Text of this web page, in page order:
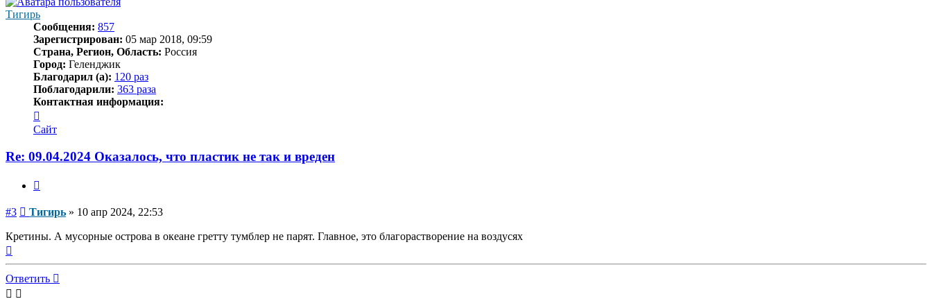
Тигирь
Сообщения: 857
Зарегистрирован: 05 мар 2018, 09:59
Страна, Регион, Область: Россия
Город: Геленджик
Благодарил (а): 120 раз
Поблагодарили: 363 раза
Контактная информация:
информация
пользователя
Тигирь
Сайт
Re: 09.04.2024 Оказалось, что пластик не так и вреден
#3 Сообщение
Тигирь » 10 апр 2024, 22:53
Кретины. А мусорные острова в океане гретту тумблер не парят. Главное, это благорастворение на воздусях
началу
Ответить